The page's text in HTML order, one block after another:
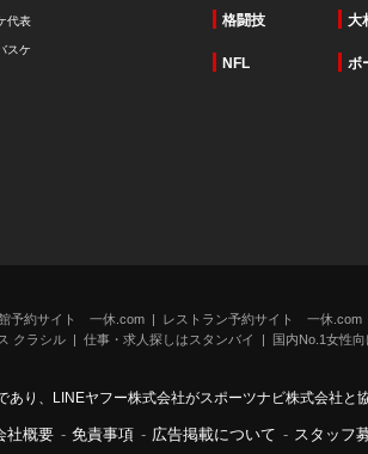
代表
スケ
格闘技 大
NFL ボ
予約サイト 一休.com
レストラン予約サイト 一休
クラシル 仕事・求人探しはスタンバイ
国内No.1女性
り、LINEヤフー株式会社がスポーツナビ株式会社と
社概要 - 免責事項 - 広告掲載について - スタッフ